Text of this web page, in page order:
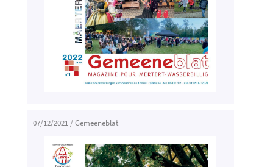
07/12/2021/Gemeeneblat